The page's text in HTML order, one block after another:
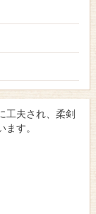
工夫され、柔剣
す。